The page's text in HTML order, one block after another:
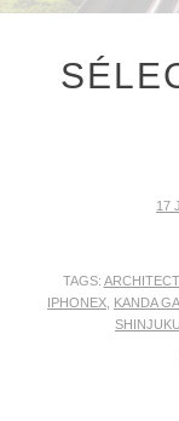
17
TAGS:
IPHONEX KANDA